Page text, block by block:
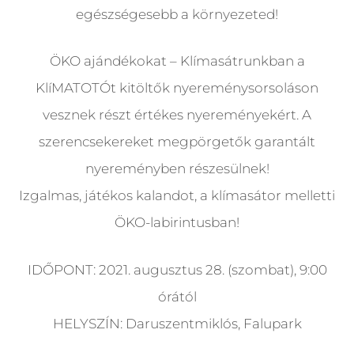
egészségesebb a környezeted!
ÖKO ajándékokat – Klímasátrunkban a
KlíMATOTÓt kitöltők nyereménysorsoláson
vesznek részt értékes nyereményekért. A
szerencsekereket megpörgetők garantált
nyereményben részesülnek!
Izgalmas, játékos kalandot, a klímasátor melletti
ÖKO-labirintusban!
IDŐPONT: 2021. augusztus 28. (szombat), 9:00
órától
HELYSZÍN: Daruszentmiklós, Falupark